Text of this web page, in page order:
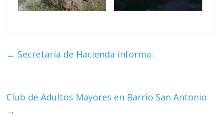
← Secretaría de Hacienda informa:
Club de Adultos Mayores en Barrio San Antonio
→